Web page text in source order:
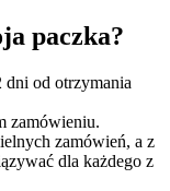
paczka?
dni od otrzymania
zamówieniu.
zamówień, a z
dla każdego z